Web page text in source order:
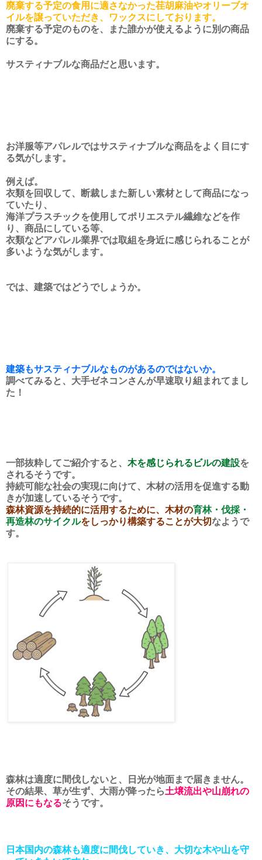
廃棄する予定の食用に適さなかった荏胡麻油やオリーブオ
イルを譲っていただき、ワックスにしております。
廃棄する予定のものを、また誰かが使えるように別の商品
にする。
サスティナブルな商品だと思います。
お洋服等アパレルではサスティナブルな商品をよく目にす
る気がします。
例えば。
衣類を回収して、断裁しまた新しい素材として商品になっ
ていたり、
海洋プラスチックを使用してポリエステル繊維などを作
り、商品にしている等、
衣類などアパレル業界では取組を身近に感じられることが
多いような気がします。
では、建築ではどうでしょうか。
建築もサスティナブルなものがあるのではないか。
調べてみると、大手ゼネコンさんが早速取り組まれてまし
た！
一部抜粋してご紹介すると、 木を感じられるビルの建設を
されるそうです。
持続可能な社会の実現に向けて、木材の活用を促進する動
きが加速しているそうです。
森林資源を持続的に活用するために、木材の育林・伐採・
再造林のサイクルをしっかり構築することが大切なようで
す。
森林は適度に間伐しないと、日光が地面まで届きません。
その結果、草が生ず、大雨が降ったら土壌流出や山崩れの
原因にもなるそうです。
日本国内の森林も適度に間伐していき、大切な木や山を守